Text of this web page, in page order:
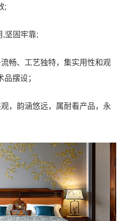
;
坚固牢靠;
畅、工艺独特，集实用性和观
摆设；
，韵涵悠远，属耐看产品，永